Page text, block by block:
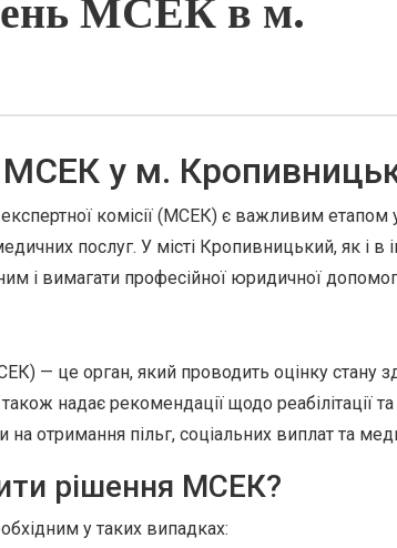
у м.
комісії (МСЕК) є важливим етапом у
послуг. У місті Кропивницький, як і в
і вимагати професійної юридичної
— це орган, який проводить оцінку стану
надає рекомендації щодо реабілітації
отримання пільг, соціальних виплат та
рішення МСЕК?
у таких випадках: